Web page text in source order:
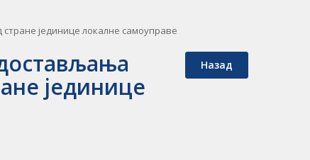
јединице локалне самоуправе
Назад
јединице